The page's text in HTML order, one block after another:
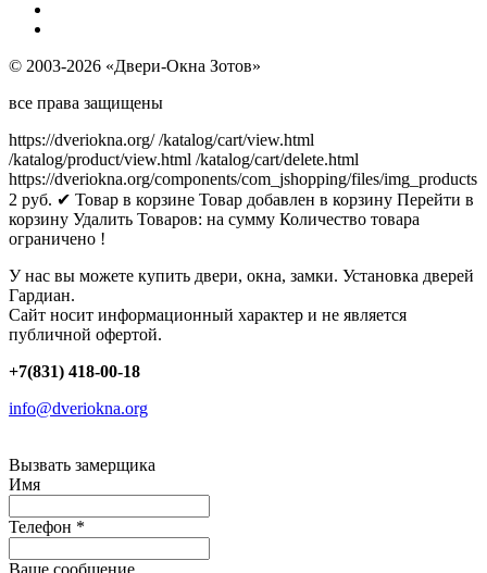
© 2003-2026 «Двери-Окна Зотов»
все права защищены
https://dveriokna.org/ /katalog/cart/view.html
/katalog/product/view.html /katalog/cart/delete.html
https://dveriokna.org/components/com_jshopping/files/img_products
2 руб. ✔ Товар в корзине Товар добавлен в корзину Перейти в
корзину Удалить Товаров: на сумму Количество товара
ограничено !
У нас вы можете купить двери, окна, замки. Установка дверей
Гардиан.
Сайт носит информационный характер и не является
публичной офертой.
+7(831) 418-00-18
info@dveriokna.org
Вызвать замерщика
Имя
Телефон *
Ваше сообщение